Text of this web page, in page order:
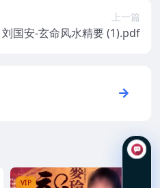
上一篇
刘国安-玄命风水精要 (1).pdf
VIP